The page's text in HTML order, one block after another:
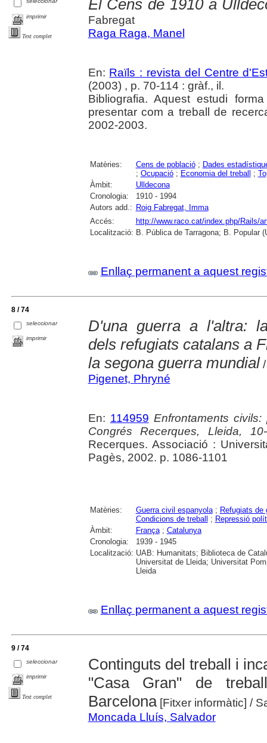
imprimir
Text complet
El Cens de 1910 a
Fabregat
Raga Raga, Manel
En: Raïls : revista del Centre
(2003) , p. 70-114 : gràf., il.
Bibliografia. Aquest estudi
presentar com a treball de
2002-2003.
Matèries: Cens de població; Dades
; Ocupació; Economia del treball ;
Àmbit:
Ulldecona
Cronologia:
1910 - 1994
Autors add.: Roig Fabregat, Imma
Accés:
http://www.raco.cat/index.php/Rails/
Localització: B. Pública de Tarragona; B. Popular
Enllaç permanent a aquest
8 / 74
seleccionar
imprimir
D'una guerra a l'altra:
dels refugiats catalans a
la segona guerra mundial/
Pigenet, Phryné
En: 114959 Enfrontaments
Congrés Recerques, Lleida,
Recerques. Associació :
Pagès, 2002. p. 1086-1101
Matèries: Guerra civil espanyola; Refugiats de
Condicions de treball
; Repressió
Àmbit:
França; Catalunya
Cronologia:
1939 - 1945
Localització: UAB: Humanitats; Biblioteca de
Universitat de Lleida; Universitat
Lleida
Enllaç permanent a aquest
9 / 74
seleccionar
imprimir
Text complet
Continguts del treball i
"Casa Gran" de
Barcelona[Fitxer informàtic] /
Moncada Lluís, Salvador